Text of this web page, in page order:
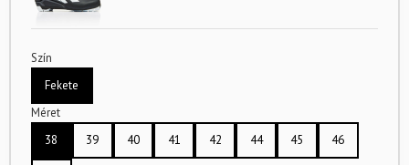
Szín
Fekete
Méret
38
39 40 41 42 44 45 46